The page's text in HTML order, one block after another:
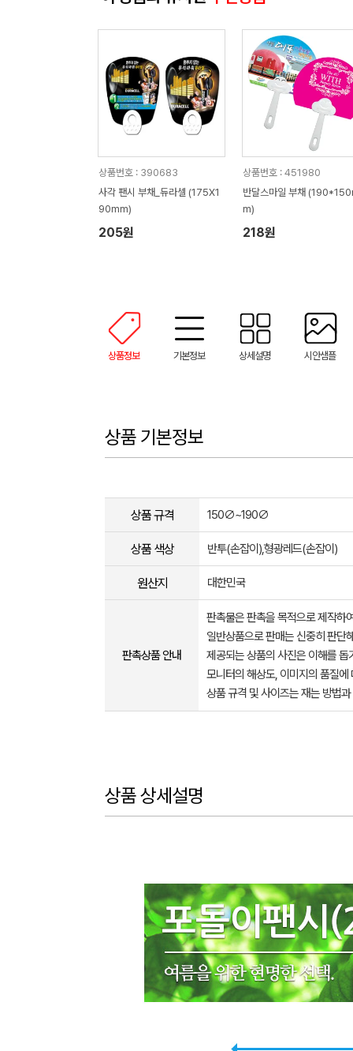
상품번호 : 390683
사각 팬시 부채_듀라셀 (175X1
90mm)
205원
상품번호 : 451980
반달스마일 부채
m)
218원
상품정보 기본정보 상세설명 시안샘플
상품 기본정보
상품 규격 150∅~190∅
상품 색상 반투(손잡이),형광레드(손잡이)
원산지 대한민국
판촉상품 안내
판촉물은 판촉을 목적으로 제작하
일반상품으로 판매는 신중히 판단
제공되는 상품의 사진은 이해를
모니터의 해상도, 이미지의 품질
상품 규격 및 사이즈는 재는 방법
상품 상세설명